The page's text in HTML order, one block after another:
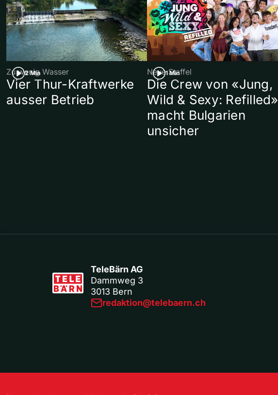
2 Min
Zu wenig Wasser
Vier Thur-Kraftwerke
ausser Betrieb
1 Min
Neue Staffel
Die Crew von «Jung,
Wild & Sexy: Refilled»
macht Bulgarien
unsicher
TeleBärn AG
Dammweg 3
3013 Bern
redaktion@telebaern.ch